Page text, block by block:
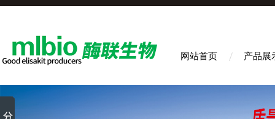
网站首页 产品展